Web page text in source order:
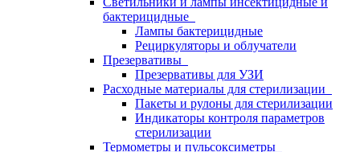
бактерицидные
Лампы бактерицидные
Рециркуляторы и облучатели
Презервативы
Презервативы для УЗИ
Расходные материалы для стерилизации
Пакеты и рулоны для стерилизации
Индикаторы контроля параметров
стерилизации
Термометры и пульсоксиметры